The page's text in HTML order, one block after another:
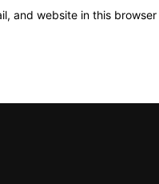
and website in this